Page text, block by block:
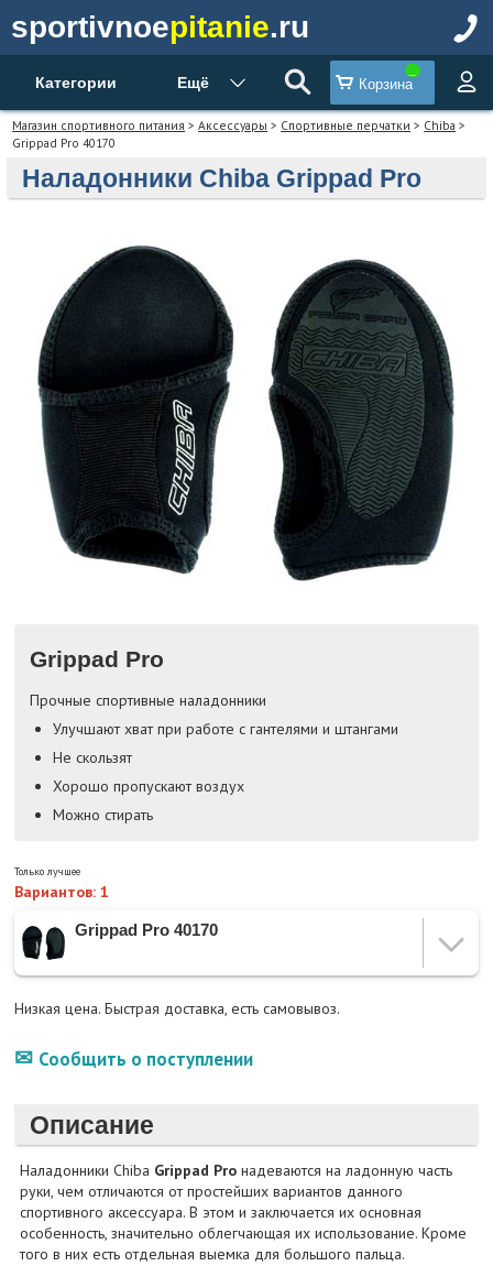
sportivnoepitanie.ru
Категории Ещё Корзина
Магазин спортивного питания >Аксессуары > Спортивные перчатки > Chiba >
Grippad Pro 40170
Наладонники Chiba Grippad Pro
Grippad Pro
Прочные спортивные наладонники
Улучшают хват при работе с гантелями и штангами
Не скользят
Хорошо пропускают воздух
Можно стирать
Только лучшее
Вариантов: 1
Grippad Pro 40170
Низкая цена. Быстрая доставка, есть самовывоз.
Сообщить о поступлении
Описание
Наладонники Chiba Grippad Pro надеваются на ладонную часть
руки, чем отличаются от простейших вариантов данного
спортивного аксессуара. В этом и заключается их основная
особенность, значительно облегчающая их использование. Кроме
того в них есть отдельная выемка для большого пальца.